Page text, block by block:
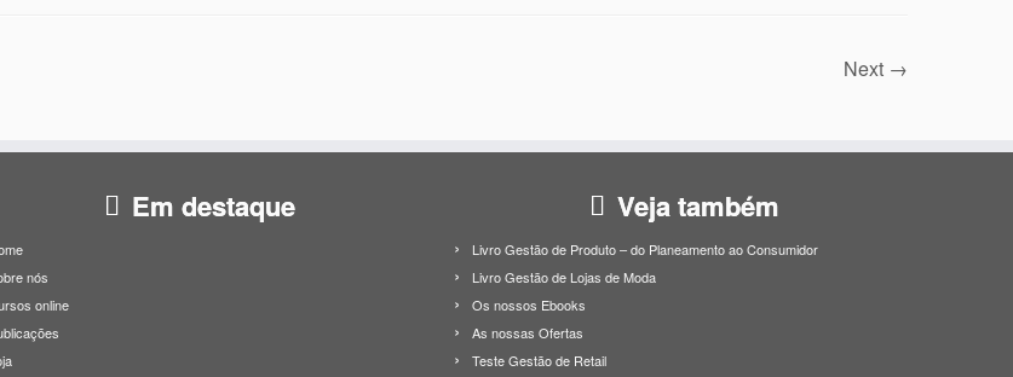
Next →
Em destaque
nós
online
Veja também
Livro Gestão de Produto – do Planeamento ao Consumidor
Livro Gestão de Lojas de Moda
Os nossos Ebooks
As nossas Ofertas
Teste Gestão de Retail